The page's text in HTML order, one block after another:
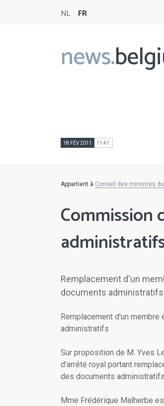
NL FR
news.
Main
navigation
18 FÉV 2011 11:41
Appartient à Conseil des ministres
Commission
Remplacement d'un
documents administratifs
Remplacement d'un
administratifs
Sur proposition de M. Yves
d'arrêté royal portant
des documents
Mme Frédérique Malherbe